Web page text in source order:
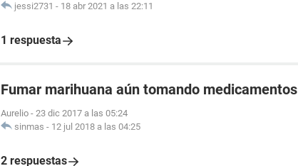
jessi2731 - 18 abr 2021 a las 22:11
1 respuesta
Fumar marihuana aún tomando medicamentos
Aurelio - 23 dic 2017 a las 05:24
sinmas - 12 jul 2018 a las 04:25
2 respuestas